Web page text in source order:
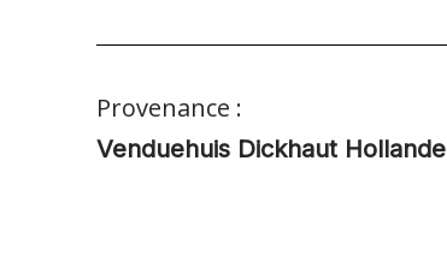
Provenance :
Venduehuis Dickhaut Hollande